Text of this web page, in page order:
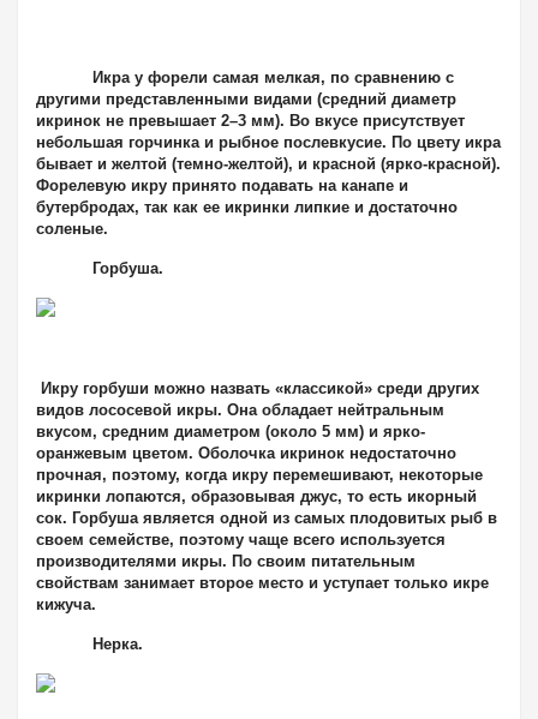
Икра у форели самая мелкая, по сравнению с
другими представленными видами (средний диаметр
икринок не превышает 2–3 мм). Во вкусе присутствует
небольшая горчинка и рыбное послевкусие. По цвету икра
бывает и желтой (темно-желтой), и красной (ярко-красной).
Форелевую икру принято подавать на канапе и
бутербродах, так как ее икринки липкие и достаточно
соленые.
Горбуша.
Икру горбуши можно назвать «классикой» среди других
видов лососевой икры. Она обладает нейтральным
вкусом, средним диаметром (около 5 мм) и ярко-
оранжевым цветом. Оболочка икринок недостаточно
прочная, поэтому, когда икру перемешивают, некоторые
икринки лопаются, образовывая джус, то есть икорный
сок. Горбуша является одной из самых плодовитых рыб в
своем семействе, поэтому чаще всего используется
производителями икры. По своим питательным
свойствам занимает второе место и уступает только икре
кижуча.
Нерка.